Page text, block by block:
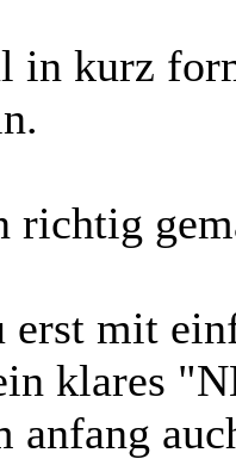
in kurz
richtig
erst mit
klares
anfang